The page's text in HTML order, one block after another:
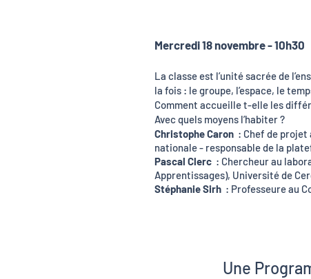
ville nouvelle, un pic de
démographie infantile
construction d’une école
sur le principe 1 classe = 1
Mercredi 18 novembre - 10h30
La classe est l’unité sacrée de
la fois : le groupe, l’espace, le
Comment accueille t-elle les
Avec quels moyens l’habiter ?
Christophe Caron : Chef de projet
nationale - responsable de la
Pascal Clerc : Chercheur au
Apprentissages), Université de
Stéphanie Sirh : Professeure au
Une